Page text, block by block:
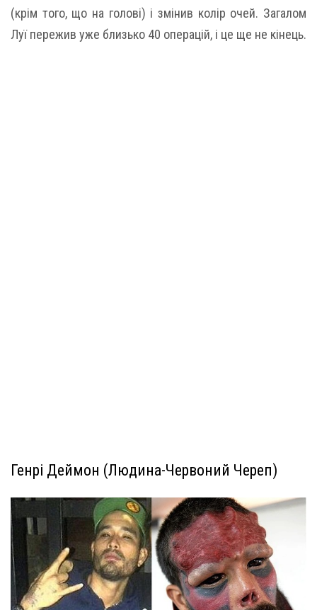
(крім того, що на голові) і змінив колір очей. Загалом
Луї пережив уже близько 40 операцій, і це ще не кінець.
Генрі Деймон (Людина-Червоний Череп)